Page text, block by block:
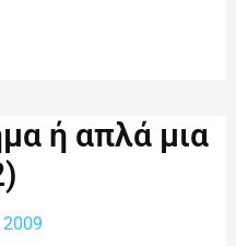
ή απλά μια